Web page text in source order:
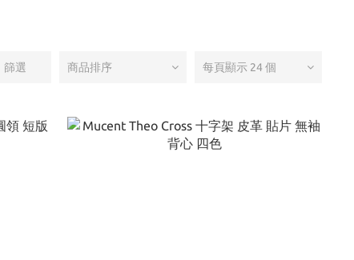
篩選 商品排序 每頁顯示 24 個